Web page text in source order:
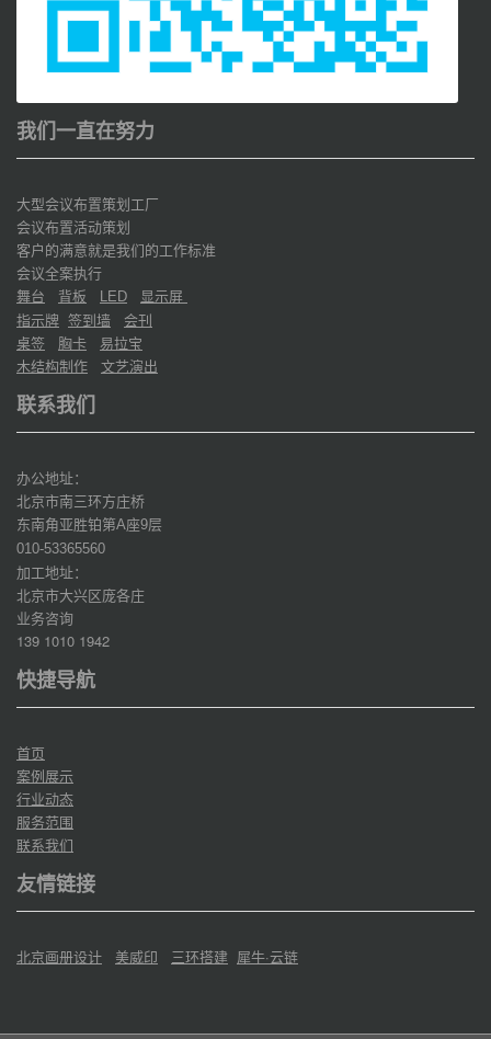
我们一直在努力
大型会议布置策划工厂
会议布置活动策划
客户的满意就是我们的工作标准
会议全案执行
舞台
背板 LED
显示屏
指示牌 签到墙
会刊
桌签
胸卡
易拉宝
木结构制作
文艺演出
联系我们
办公地址：
北京市南三环方庄桥
东南角亚胜铂第A座9层
010-53365560
加工地址：
北京市大兴区庞各庄
业务咨询
139 1010 1942
快捷导航
首页
案例展示
行业动态
服务范围
联系我们
友情链接
北京画册设计 美威印 三环搭建 犀牛·云链